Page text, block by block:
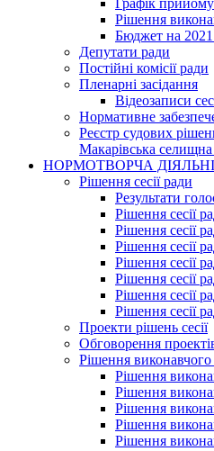
Графік
Рішення
Бюджет на 2021
Депутати ради
Постійні комісії ради
Пленарні засідання
Відеозаписи
Нормативне
Реєстр судових
Макарівська селищна
НОРМОТВОРЧА
Рішення сесії ради
Результати
Рішення сесії
Рішення сесії
Рішення сесії
Рішення сесії
Рішення сесії
Рішення сесії
Рішення сесії
Проекти рішень сесії
Обговорення
Рішення виконавчого
Рішення
Рішення
Рішення
Рішення
Рішення